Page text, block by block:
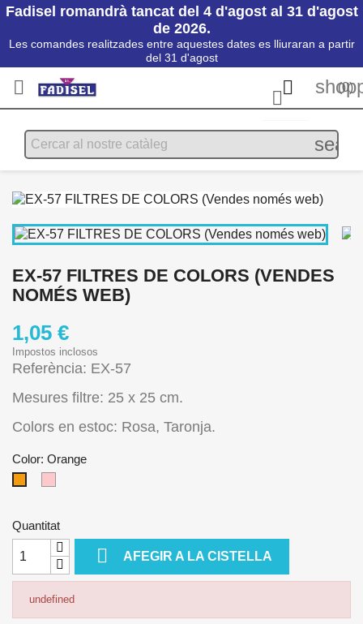
Fadisel romandrà tancat del 4 d'agost al 31 d'agost
de 2026.
Les comandes realitzades entre aquestes dates es lliuraran a partir
del 31 d'agost

 (0)

EX-57 FILTRES DE COLORS (VENDES
NOMÉS WEB)
1,05 €
Impostos inclosos
Referència: EX-57
Mesures filtre: 25 x 25 cm.
Colors en estoc: Rosa, Taronja.
Color: Orange
Quantitat
 AFEGIR A LA CISTELLA
undefined